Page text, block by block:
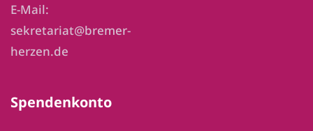
E-Mail:
sekretariat@bremer-
herzen.de
Spendenkonto